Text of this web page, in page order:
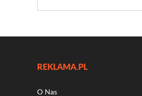
REKLAMA.PL
O Nas